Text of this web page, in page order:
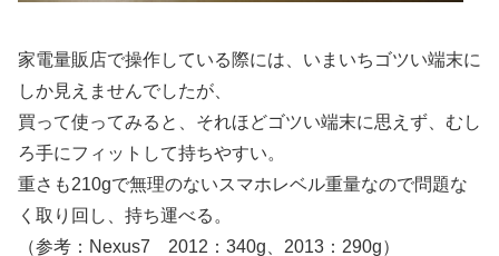
家電量販店で操作している際には、いまいちゴツい端末に
しか見えませんでしたが、
買って使ってみると、それほどゴツい端末に思えず、むし
ろ手にフィットして持ちやすい。
重さも210gで無理のないスマホレベル重量なので問題な
く取り回し、持ち運べる。
（参考：Nexus7 2012：340g、2013：290g）